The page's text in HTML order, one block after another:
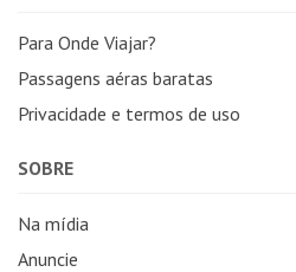
Para Onde Viajar?
Passagens aéras baratas
Privacidade e termos de uso
SOBRE
Na mídia
Anuncie